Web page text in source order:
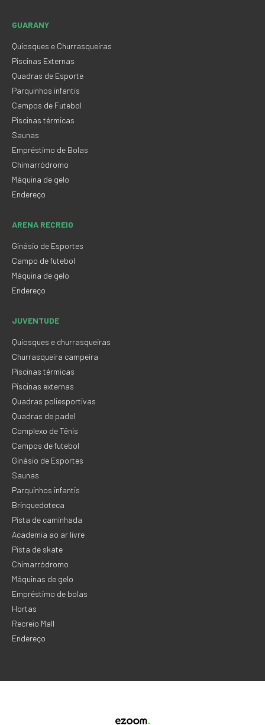
GUARANY
Quiosques e Churrasqueiras
Piscinas Externas
Quadras de Esporte
Parquinhos infantis
Campos de Futebol
Piscinas térmicas
Saunas
Empréstimo de Bolas
Chimarródromo
Máquina de gelo
Endereço
ARENA RECREIO
Ginásio de Esportes
Campo de futebol
Máquina de gelo
Endereço
JUVENTUDE
Quiosques e churrasqueiras
Churrasqueira campeira
Piscinas térmicas
Piscinas externas
Quadras poliesportivas
Quadras de padel
Complexo de Tênis
Campos de futebol
Ginásio de Esportes
Saunas
Parquinhos infantis
Brinquedoteca
Pista de caminhada
Academia ao ar livre
Pista de skate
Chimarródromo
Máquinas de gelo
Empréstimo de bolas
Hortas
Recreio Mall
Endereço